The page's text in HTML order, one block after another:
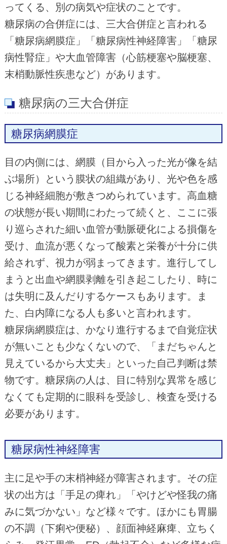
ってくる、別の病気や症状のことです。
糖尿病の合併症には、三大合併症と言われる
「糖尿病網膜症」「糖尿病性神経障害」「糖尿
病性腎症」や大血管障害（心筋梗塞や脳梗塞、
末梢動脈性疾患など）があります。
糖尿病の三大合併症
糖尿病網膜症
目の内側には、網膜（目から入った光が像を結
ぶ場所）という膜状の組織があり、光や色を感
じる神経細胞が敷きつめられています。高血糖
の状態が長い期間にわたって続くと、ここに張
り巡らされた細い血管が動脈硬化による損傷を
受け、血流が悪くなって酸素と栄養が十分に供
給されず、視力が弱まってきます。進行してし
まうと出血や網膜剥離を引き起こしたり、時に
は失明に及んだりするケースもあります。ま
た、白内障になる人も多いと言われます。
糖尿病網膜症は、かなり進行するまで自覚症状
が無いことも少なくないので、「まだちゃんと
見えているから大丈夫」といった自己判断は禁
物です。糖尿病の人は、目に特別な異常を感じ
なくても定期的に眼科を受診し、検査を受ける
必要があります。
糖尿病性神経障害
主に足や手の末梢神経が障害されます。その症
状の出方は「手足の痺れ」「やけどや怪我の痛
みに気づかない」など様々です。ほかにも胃腸
の不調（下痢や便秘）、顔面神経麻痺、立ちく